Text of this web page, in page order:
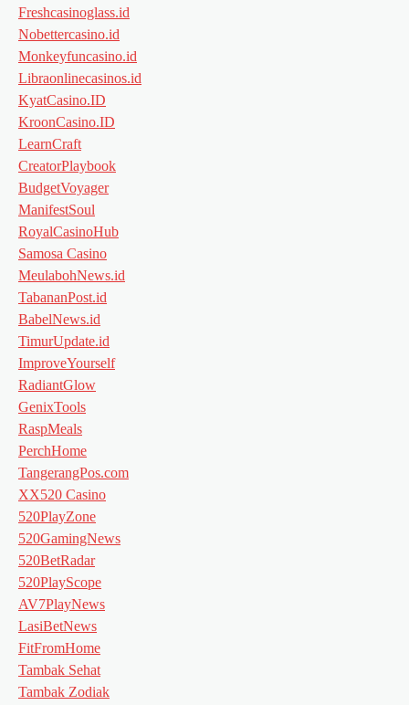
Freshcasinoglass.id
Nobettercasino.id
Monkeyfuncasino.id
Libraonlinecasinos.id
KyatCasino.ID
KroonCasino.ID
LearnCraft
CreatorPlaybook
BudgetVoyager
ManifestSoul
RoyalCasinoHub
Samosa Casino
MeulabohNews.id
TabananPost.id
BabelNews.id
TimurUpdate.id
ImproveYourself
RadiantGlow
GenixTools
RaspMeals
PerchHome
TangerangPos.com
XX520 Casino
520PlayZone
520GamingNews
520BetRadar
520PlayScope
AV7PlayNews
LasiBetNews
FitFromHome
Tambak Sehat
Tambak Zodiak